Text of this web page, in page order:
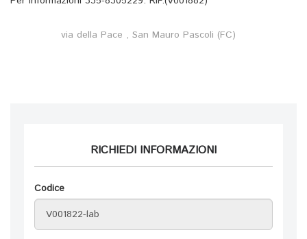
via della Pace , San Mauro Pascoli (FC)
RICHIEDI INFORMAZIONI
Codice